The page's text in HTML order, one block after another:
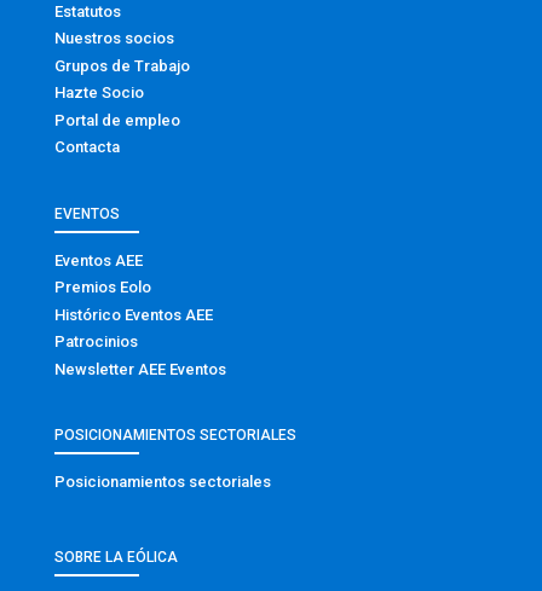
Estatutos
Nuestros socios
Grupos de Trabajo
Hazte Socio
Portal de empleo
Contacta
EVENTOS
Eventos AEE
Premios Eolo
Histórico Eventos AEE
Patrocinios
Newsletter AEE Eventos
POSICIONAMIENTOS SECTORIALES
Posicionamientos sectoriales
SOBRE LA EÓLICA